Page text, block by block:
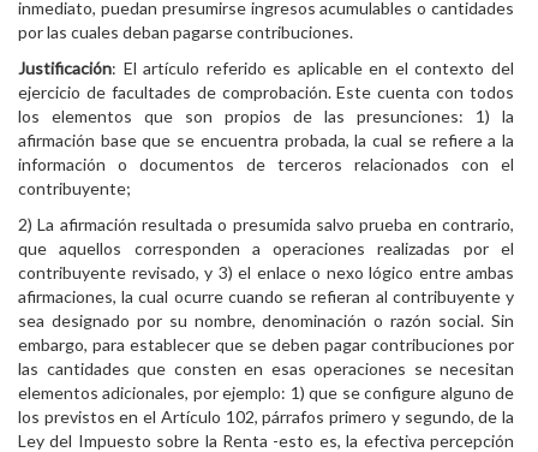
inmediato, puedan presumirse ingresos acumulables o cantidades
por las cuales deban pagarse contribuciones.
Justificación: El artículo referido es aplicable en el contexto del
ejercicio de facultades de comprobación. Este cuenta con todos
los elementos que son propios de las presunciones: 1) la
afirmación base que se encuentra probada, la cual se refiere a la
información o documentos de terceros relacionados con el
contribuyente;
2) La afirmación resultada o presumida salvo prueba en contrario,
que aquellos corresponden a operaciones realizadas por el
contribuyente revisado, y 3) el enlace o nexo lógico entre ambas
afirmaciones, la cual ocurre cuando se refieran al contribuyente y
sea designado por su nombre, denominación o razón social. Sin
embargo, para establecer que se deben pagar contribuciones por
las cantidades que consten en esas operaciones se necesitan
elementos adicionales, por ejemplo: 1) que se configure alguno de
los previstos en el Artículo 102, párrafos primero y segundo, de la
Ley del Impuesto sobre la Renta -esto es, la efectiva percepción